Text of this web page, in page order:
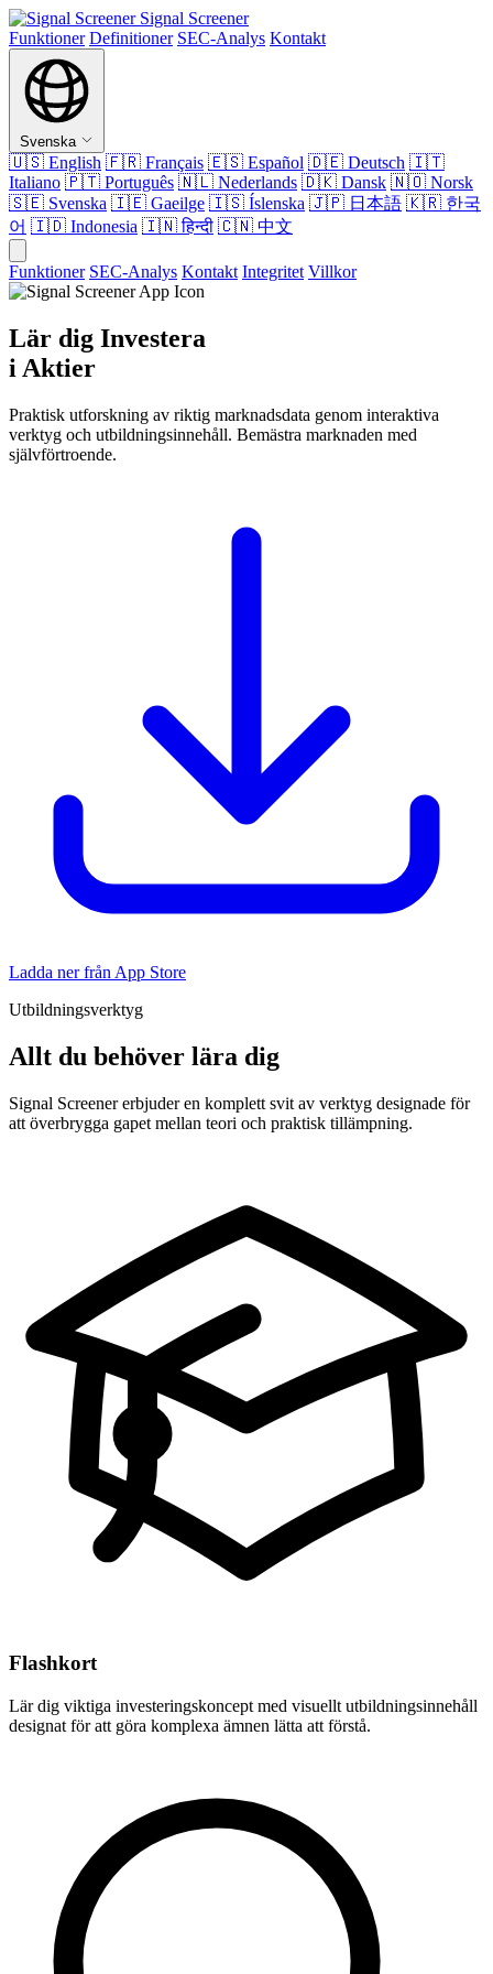
Signal Screener
Funktioner Definitioner SEC-Analys Kontakt
Svenska
🇺🇸 English 🇫🇷 Français 🇪🇸 Español 🇩🇪 Deutsch 🇮🇹
Italiano 🇵🇹 Português 🇳🇱 Nederlands 🇩🇰 Dansk 🇳🇴 Norsk
🇸🇪 Svenska 🇮🇪 Gaeilge 🇮🇸 Íslenska 🇯🇵 日本語 🇰🇷 한국
어 🇮🇩 Indonesia 🇮🇳हिन्दी 🇨🇳 中文
Funktioner SEC-Analys Kontakt Integritet Villkor
Lär dig Investera
i Aktier
Praktisk utforskning av riktig marknadsdata genom interaktiva
verktyg och utbildningsinnehåll. Bemästra marknaden med
självförtroende.
Ladda ner från App Store
Utbildningsverktyg
Allt du behöver lära dig
Signal Screener erbjuder en komplett svit av verktyg designade för
att överbrygga gapet mellan teori och praktisk tillämpning.
Flashkort
Lär dig viktiga investeringskoncept med visuellt utbildningsinnehåll
designat för att göra komplexa ämnen lätta att förstå.